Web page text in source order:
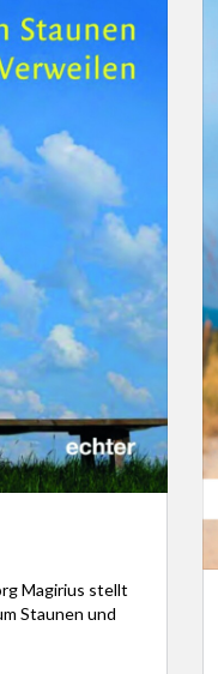
Magirius stellt
Staunen und